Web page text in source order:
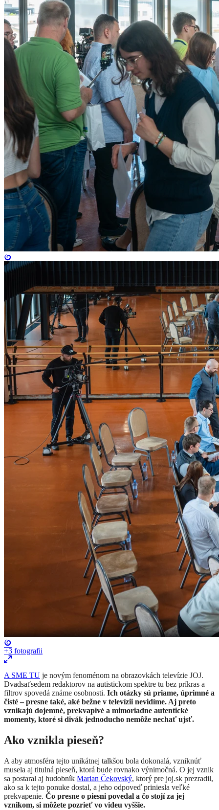
+3 fotografii
A SME TU je novým fenoménom na obrazovkách televízie JOJ.
Dvadsaťsedem redaktorov na autistickom spektre tu bez príkras a
filtrov spovedá známe osobnosti. Ich otázky sú priame, úprimné a
čisté – presne také, aké bežne v televízii nevidíme. Aj preto
vznikajú dojemné, prekvapivé a mimoriadne autentické
momenty, ktoré si divák jednoducho nemôže nechať ujsť.
Ako vznikla pieseň?
A aby atmosféra tejto unikátnej talkšou bola dokonalá, vzniknúť
musela aj titulná pieseň, ktorá bude rovnako výnimočná. O jej vznik
sa postaral aj hudobník Marian Čekovský, ktorý pre joj.sk prezradil,
ako sa k tejto ponuke dostal, a jeho odpoveď priniesla veľké
prekvapenie. Čo presne o piesni povedal a čo stojí za jej
vznikom, si môžete pozrieť vo videu vyššie.